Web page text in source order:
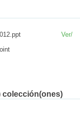
Ver/
colección(ones)